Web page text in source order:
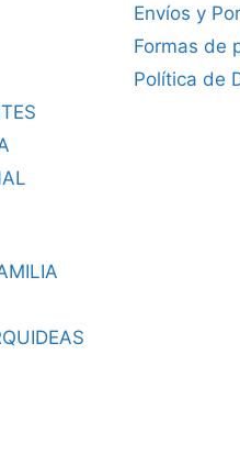
Envíos y
Formas de
Política de